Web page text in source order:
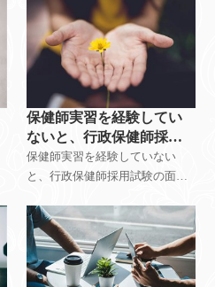
い！？
保健師実習を経験してい
ないと、行政保健師採用
試験では不利か？
保健師実習を経験していない
と、行政保健師採用試験の面接